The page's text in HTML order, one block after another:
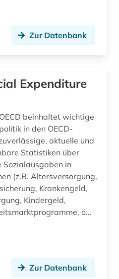
produzierendes gewerbe (1)
Zur Datenbank
Expenditure
beinhaltet wichtige
in den OECD-
aktuelle und
Statistiken über
in
(z.B. Altersversorgung,
Krankengeld,
Kindergeld,
ö...
Zur Datenbank